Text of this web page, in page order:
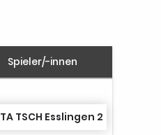
Spieler/-innen
TA TSCH Esslingen 2